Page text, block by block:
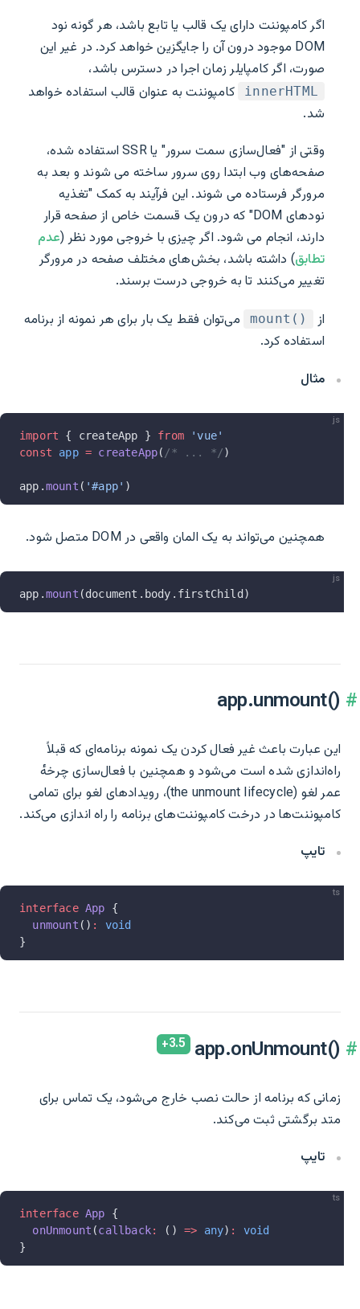
اگر کامپوننت دارای یک قالب یا تابع باشد، هر گونه نود
DOM موجود درون آن را جایگزین خواهد کرد. در غیر این
صورت، اگر کامپایلر زمان اجرا در دسترس باشد،
innerHTML
کامپوننت به عنوان قالب استفاده خواهد
شد.
وقتی از "فعال‌سازی سمت سرور" یا SSR استفاده شده،
صفحه‌های وب ابتدا روی سرور ساخته می شوند و بعد به
مرورگر فرستاده می شوند. این فرآیند به کمک "تغذیه
نودهای DOM" که درون یک قسمت خاص از صفحه قرار
دارند، انجام می شود. اگر چیزی با خروجی مورد نظر (عدم
تطابق) داشته باشد، بخش‌های مختلف صفحه در مرورگر
تغییر می‌کنند تا به خروجی درست برسند.
از
mount()‎
می‌توان فقط یک بار برای هر نمونه از برنامه
استفاده کرد.
مثال
js
import { createApp } from 'vue'
const app = createApp( /* ... */)
app.mount ( '#app' )
همچنین می‌تواند به یک المان واقعی در DOM متصل شود.
js
app.mount (document.body.firstChild)
app.unmount()‎
این عبارت باعث غیر فعال کردن یک نمونه برنامه‌ای که قبلاً
راه‌اندازی شده است می‌شود و همچنین با فعال‌سازی چرخهٔ
عمر لغو (the unmount lifecycle)، رویدادهای لغو برای تمامی
کامپوننت‌ها در درخت کامپوننت‌های برنامه را راه اندازی می‌کند.
تایپ
ts
interface App {
  unmount
() :
void
}
app.onUnmount()‎
زمانی که برنامه از حالت نصب خارج می‌شود، یک تماس برای
متد برگشتی ثبت می‌کند.
تایپ
ts
interface App {
  onUnmount
(callback: () => any) :
void
}